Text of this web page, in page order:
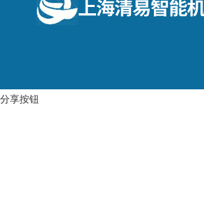
分享按钮